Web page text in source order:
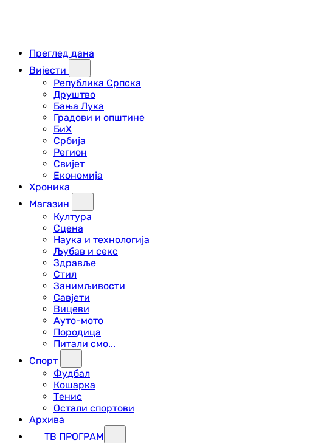
Преглед дана
Вијести
Република Српска
Друштво
Бања Лука
Градови и општине
БиХ
Србија
Регион
Свијет
Економија
Хроника
Магазин
Култура
Сцена
Наука и технологија
Љубав и секс
Здравље
Стил
Занимљивости
Савјети
Вицеви
Ауто-мото
Породица
Питали смо...
Спорт
Фудбал
Кошарка
Тенис
Остали спортови
Архива
ТВ ПРОГРАМ